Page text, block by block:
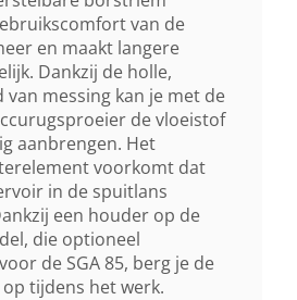
van de
en maakt langere
Dankzij de holle,
van messing kan je met de
de vloeistof
aanbrengen. Het
voorkomt dat
in de spuitlans
een houder op de
die optioneel
de SGA 85, berg je de
tijdens het werk.
200
X Hoogte
X 60,6 Cm
200 S